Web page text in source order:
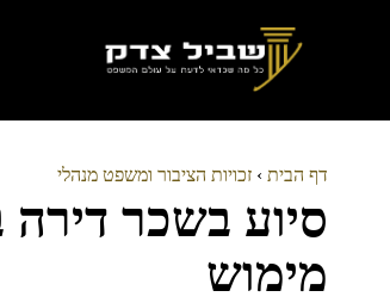
דף הבית › זכויות הציבור ומשפט מנהלי
סיוע בשכר דירה
מימוש